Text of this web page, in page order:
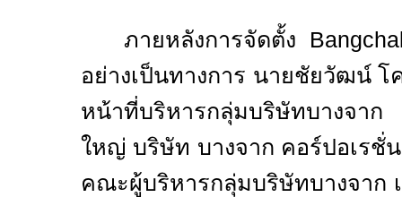
ภายหลังการจัดตั้ง
อย่างเป็นทางการ นายชัยวัฒน์ โ
หน้าที่บริหารกลุ่มบริษัทบางจาก
ใหญ่ บริษัท บางจาก คอร์ปอเรชั่
คณะผู้บริหารกลุ่มบริษัทบางจาก